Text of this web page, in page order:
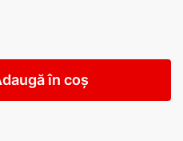
în coș